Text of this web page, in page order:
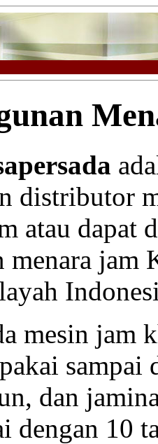
distributor
atau dapat
menara
mesin jam
sampai
dan
dengan 10